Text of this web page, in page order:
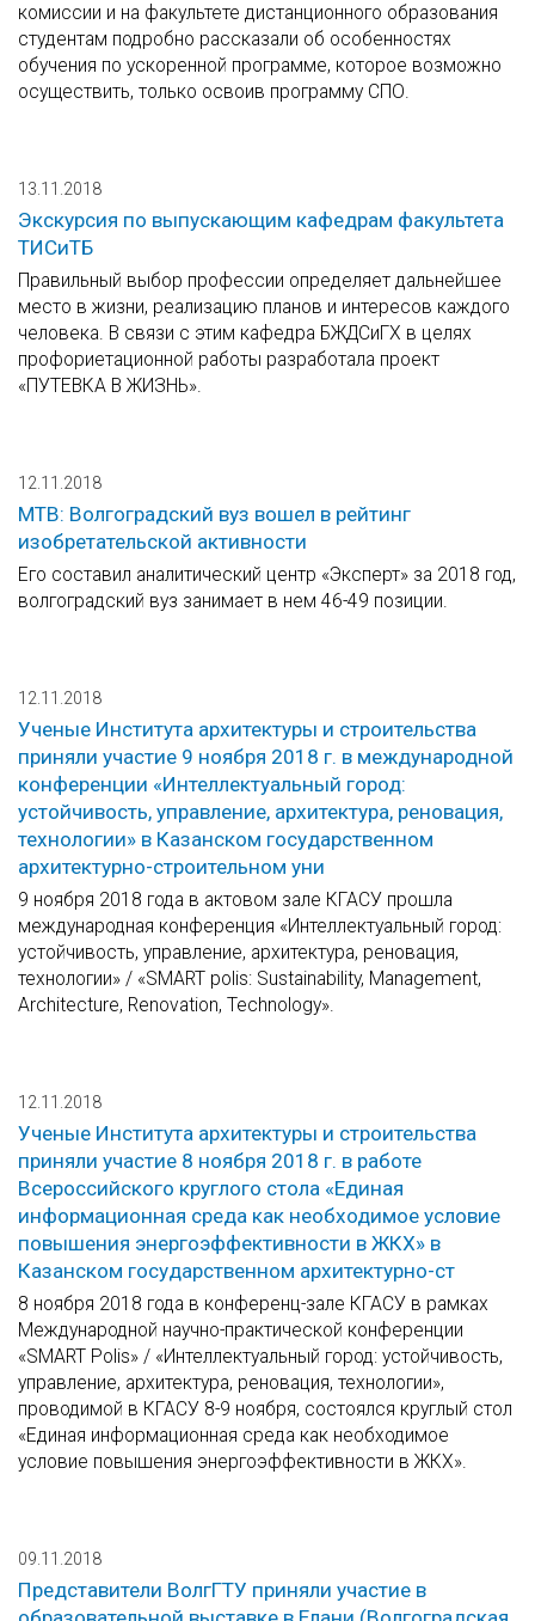
комиссии и на факультете дистанционного образования
студентам подробно рассказали об особенностях
обучения по ускоренной программе, которое возможно
осуществить, только освоив программу СПО.
13.11.2018
Экскурсия по выпускающим кафедрам факультета
ТИСиТБ
Правильный выбор профессии определяет дальнейшее
место в жизни, реализацию планов и интересов каждого
человека. В связи с этим кафедра БЖДСиГХ в целях
профориетационной работы разработала проект
«ПУТЕВКА В ЖИЗНЬ».
12.11.2018
МТВ: Волгоградский вуз вошел в рейтинг
изобретательской активности
Его составил аналитический центр «Эксперт» за 2018 год,
волгоградский вуз занимает в нем 46-49 позиции.
12.11.2018
Ученые Института архитектуры и строительства
приняли участие 9 ноября 2018 г. в международной
конференции «Интеллектуальный город:
устойчивость, управление, архитектура, реновация,
технологии» в Казанском государственном
архитектурно-строительном уни
9 ноября 2018 года в актовом зале КГАСУ прошла
международная конференция «Интеллектуальный город:
устойчивость, управление, архитектура, реновация,
технологии» / «SMART polis: Sustainability, Management,
Architecture, Renovation, Technology».
12.11.2018
Ученые Института архитектуры и строительства
приняли участие 8 ноября 2018 г. в работе
Всероссийского круглого стола «Единая
информационная среда как необходимое условие
повышения энергоэффективности в ЖКХ» в
Казанском государственном архитектурно-ст
8 ноября 2018 года в конференц-зале КГАСУ в рамках
Международной научно-практической конференции
«SMART Polis» / «Интеллектуальный город: устойчивость,
управление, архитектура, реновация, технологии»,
проводимой в КГАСУ 8-9 ноября, состоялся круглый стол
«Единая информационная среда как необходимое
условие повышения энергоэффективности в ЖКХ».
09.11.2018
Представители ВолгГТУ приняли участие в